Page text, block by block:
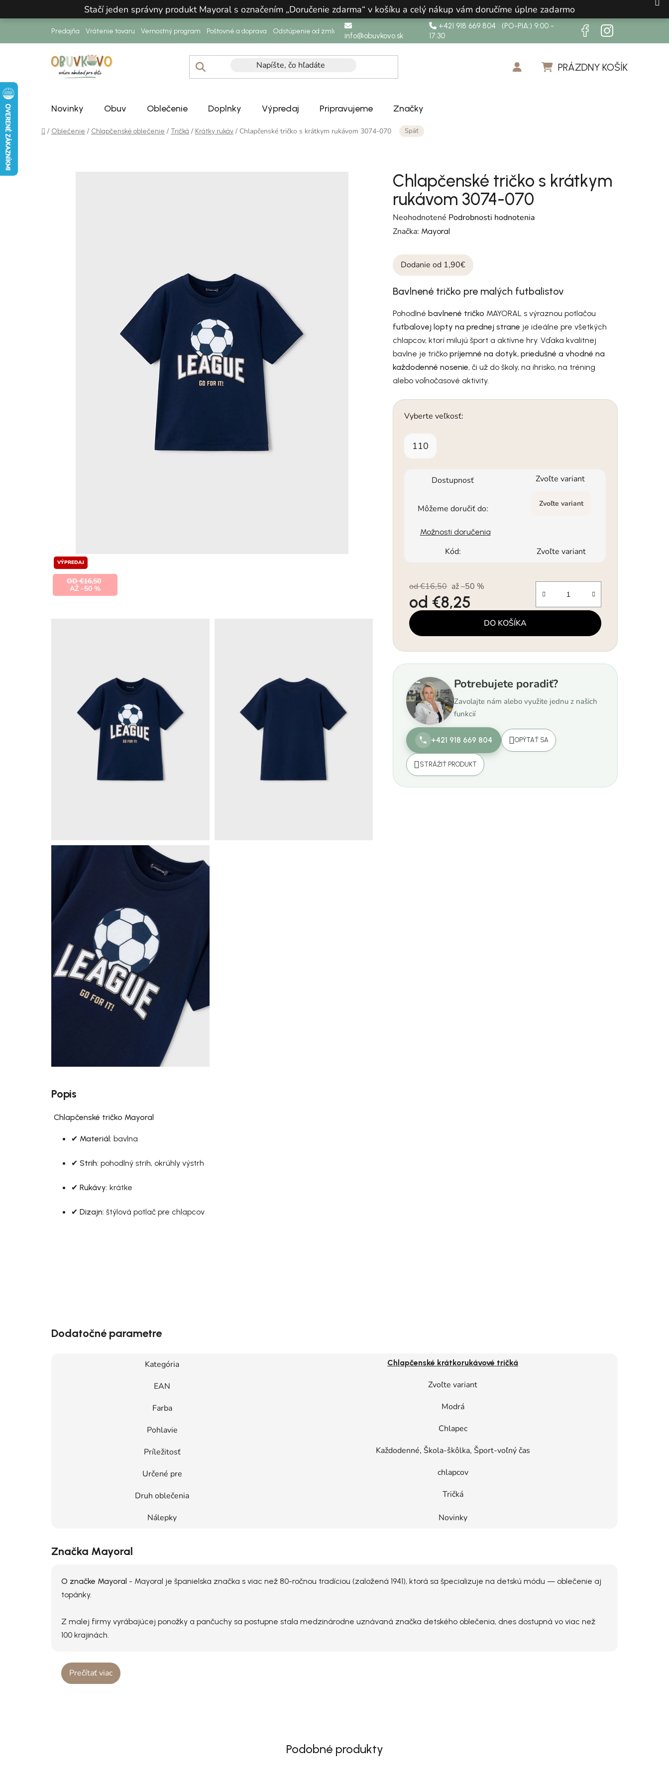
Stačí jeden správny produkt Mayoral s označením „Doručenie zdarma“ v košíku a celý nákup vám doručíme úplne zadarmo
Predajňa Vrátenie tovaru Vernostný program Poštovné a doprava Odstúpenie od zmluvy info@obuvkovo.sk
+421 918 669 804 (PO-PIA:) 9:00 -
17:30
PRÁZDNY KOŠÍK
Novinky Obuv Oblečenie Doplnky Výpredaj Pripravujeme Značky
Domov
/ Oblečenie / Chlapčenské oblečenie / Tričká / Krátky rukáv / Chlapčenské tričko s krátkym rukávom 3074-070 Späť
Chlapčenské tričko s krátkym
rukávom 3074-070
Priemerné hodnotenie produktu je 0,0 z 5 hviezdičiek.
Neohodnotené Podrobnosti hodnotenia
Značka: Mayoral
Dodanie od 1,90€
Bavlnené tričko pre malých futbalistov
Pohodlnébavlnené tričko MAYORAL s výraznou potlačou
futbalovej lopty na prednej strane je ideálne pre všetkých
chlapcov, ktorí milujú šport a aktívne hry. Vďaka kvalitnej
bavlne je tričkopríjemné na dotyk, priedušné a vhodné na
každodenné nosenie, či už do školy, na ihrisko, na tréning
alebo voľnočasové aktivity.
Vyberte veľkosť:
110
Dostupnosť Zvoľte variant
Môžeme doručiť do: Zvoľte variant
Možnosti doručenia
Kód: Zvoľte variant
od €16,50 až –50 %
od €8,25
Jednotková cena: DO KOŠÍKA
Potrebujete poradiť?
Zavolajte nám alebo využite jednu z našich
funkcií
+421 918 669 804 OPÝTAŤ SA
STRÁŽIŤ PRODUKT
VÝPREDAJ
OD €16,50
AŽ –50 %
Popis
Chlapčenské tričko Mayoral
✔ Materiál: bavlna
✔ Strih: pohodlný strih, okrúhly výstrh
✔ Rukávy: krátke
✔ Dizajn: štýlová potlač pre chlapcov
Dodatočné parametre
Kategória Chlapčenské krátkorukávové tričká
EAN Zvoľte variant
Farba Modrá
Pohlavie Chlapec
Príležitosť Každodenné, Škola-škôlka, Šport-voľný čas
Určené pre chlapcov
Druh oblečenia Tričká
Nálepky Novinky
Značka Mayoral
O značke Mayoral - Mayoral je španielska značka s viac než 80-ročnou tradíciou (založená 1941), ktorá sa špecializuje na detskú módu — oblečenie aj
topánky.
Z malej firmy vyrábajúcej ponožky a pančuchy sa postupne stala medzinárodne uznávaná značka detského oblečenia, dnes dostupná vo viac než
100 krajinách.
Prečítať viac
Podobné produkty